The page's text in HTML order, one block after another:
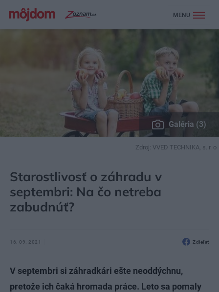
MENU
Galéria (3)
Zdroj: VVED TECHNIKA, s. r. o
Starostlivosť o záhradu v
septembri: Na čo netreba
zabudnúť?
16. 09. 2021 Zdieľať
V septembri si záhradkári ešte neoddýchnu,
pretože ich čaká hromada práce. Leto sa pomaly